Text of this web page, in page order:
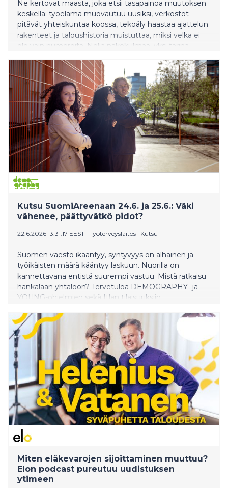
Ne kertovat maasta, joka etsii tasapainoa muutoksen
keskellä: työelämä muovautuu uusiksi, verkostot
pitävät yhteiskuntaa koossa, tekoäly haastaa ajattelun
rakenteet ja taloushistoria muistuttaa, miksi velka ei
ole vain numeroita. Neljä näkökulmaa, yksi tarina –
suuntaansa.
Kutsu SuomiAreenaan 24.6. ja 25.6.: Väki
vähenee, päättyvätkö pidot?
22.6.2026 13:31:17 EEST | Työterveyslaitos | Kutsu
Suomen väestö ikääntyy, syntyvyys on alhainen ja
työikäisten määrä kääntyy laskuun. Nuorilla on
kannettavana entistä suurempi vastuu. Mistä ratkaisu
hankalaan yhtälöön? Tervetuloa DEMOGRAPHY- ja
YOUNG-ohjelmien sekä Itlan tilaisuuksiin
Miten eläkevarojen sijoittaminen muuttuu?
Elon podcast pureutuu uudistuksen
ytimeen